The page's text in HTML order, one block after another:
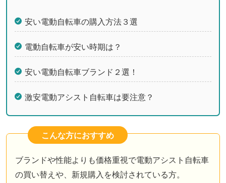
安い電動自転車の購入方法３選
電動自転車が安い時期は？
安い電動自転車ブランド２選！
激安電動アシスト自転車は要注意？
こんな方におすすめ
ブランドや性能よりも価格重視で電動アシスト自転車
の買い替えや、新規購入を検討されている方。